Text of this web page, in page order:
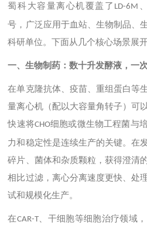
蜀科大容量离心机覆盖了 LD-6M
号，广泛应用于血站、生物制品、
科研单位。下面从几个核心场景展开
一、生物制药：数十升发酵液，一
在单克隆抗体、疫苗、重组蛋白等
量离心机（配以大容量角转子）可
快速将CHO细胞或微生物工程菌与
力和稳定性是连续生产的关键。在
碎片、菌体和杂质颗粒，获得澄清
相比过滤，离心分离速度更快、处
试和规模化生产。
在CAR-T、干细胞等细胞治疗领域